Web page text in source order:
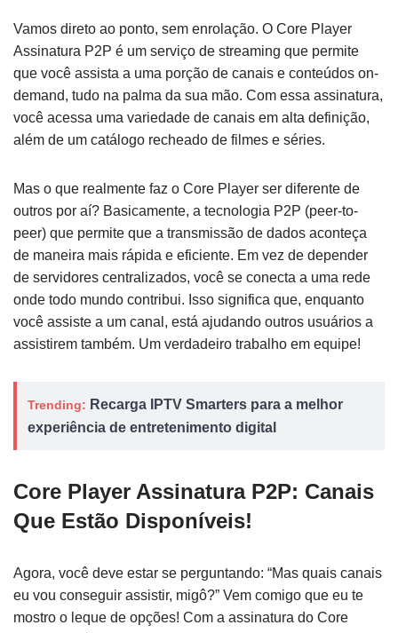
Vamos direto ao ponto, sem enrolação. O Core Player
Assinatura P2P é um serviço de streaming que permite
que você assista a uma porção de canais e conteúdos on-
demand, tudo na palma da sua mão. Com essa assinatura,
você acessa uma variedade de canais em alta definição,
além de um catálogo recheado de filmes e séries.
Mas o que realmente faz o Core Player ser diferente de
outros por aí? Basicamente, a tecnologia P2P (peer-to-
peer) que permite que a transmissão de dados aconteça
de maneira mais rápida e eficiente. Em vez de depender
de servidores centralizados, você se conecta a uma rede
onde todo mundo contribui. Isso significa que, enquanto
você assiste a um canal, está ajudando outros usuários a
assistirem também. Um verdadeiro trabalho em equipe!
Trending: Recarga IPTV Smarters para a melhor
experiência de entretenimento digital
Core Player Assinatura P2P: Canais
Que Estão Disponíveis!
Agora, você deve estar se perguntando: “Mas quais canais
eu vou conseguir assistir, migô?” Vem comigo que eu te
mostro o leque de opções! Com a assinatura do Core